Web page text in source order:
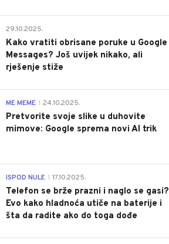
29.10.2025.
Kako vratiti obrisane poruke u Google
Messages? Još uvijek nikako, ali
rješenje stiže
ME MEME 24.10.2025.
Pretvorite svoje slike u duhovite
mimove: Google sprema novi AI trik
ISPOD NULE 17.10.2025.
Telefon se brže prazni i naglo se gasi?
Evo kako hladnoća utiče na baterije i
šta da radite ako do toga dođe